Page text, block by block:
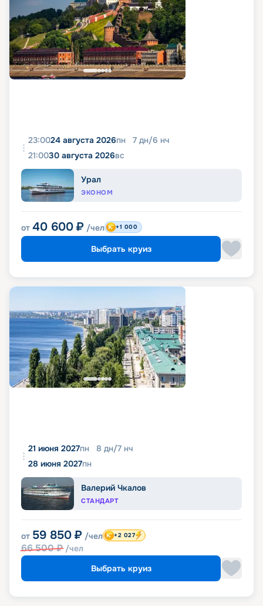
23:0024 августа 2026пн 7 дн/6 нч
21:0030 августа 2026вс
Урал
ЭКОНОМ
от 40 600 ₽ /чел +1 000
Выбрать круиз
21 июня 2027пн 8 дн/7 нч
28 июня 2027пн
Валерий Чкалов
СТАНДАРТ
от 59 850 ₽ /чел
66 500₽ /чел
+2 027
Выбрать круиз